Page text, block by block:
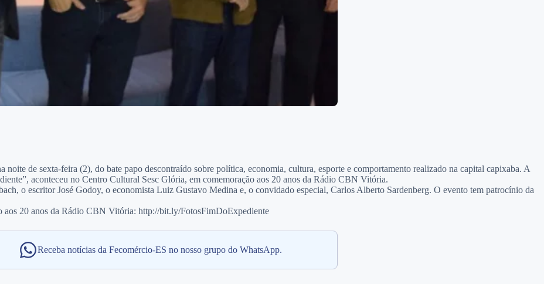
noite de sexta-feira (2), do bate papo descontraído sobre política, economia, cultura, esporte e comportamento realizado na capital capixaba. A
aconteceu no Centro Cultural Sesc Glória, em comemoração aos 20 anos da Rádio CBN Vitória.
o escritor José Godoy, o economista Luiz Gustavo Medina e, o convidado especial, Carlos Alberto Sardenberg. O evento tem patrocínio da
aos 20 anos da Rádio CBN Vitória: http://bit.ly/FotosFimDoExpediente
Receba notícias da Fecomércio-ES no nosso grupo do WhatsApp.